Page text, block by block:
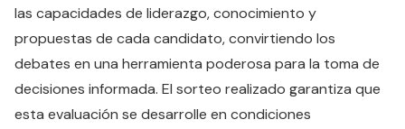
las capacidades de liderazgo, conocimiento y
propuestas de cada candidato, convirtiendo los
debates en una herramienta poderosa para la toma de
decisiones informada. El sorteo realizado garantiza que
esta evaluación se desarrolle en condiciones